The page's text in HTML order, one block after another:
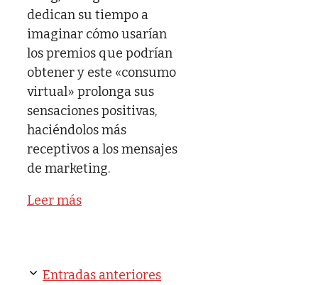
dedican su tiempo a
imaginar cómo usarían
los premios que podrían
obtener y este «consumo
virtual» prolonga sus
sensaciones positivas,
haciéndolos más
receptivos a los mensajes
de marketing.
Leer más
Entradas anteriores